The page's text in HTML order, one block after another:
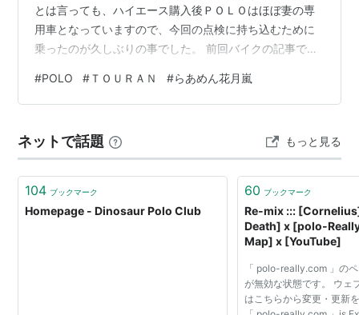
とは言っても、ハイエース購入後ＰＯＬＯはほぼ妻の専
用車となっていますので、今回の点検に持ち込むために
乗ったのが久しぶりの事でした。 前回バイクの記事でも
のオートバックスに持ち込みましたが、殆ど全てをディ
ーラーに任せています。このディーラーとはＰＯＬＯの
ラーから新古車で買ったＴＯＵＲＡＮの面倒を、自社購
入のクルマでは無いにもかかわらず親身になって見てく
れたことから、付き合いが始まりました。その間の対…
#POLO #ＴＯＵＲＡＮ #らあめん花月嵐
ネットで話題 もっと見る
104 ブックマーク
Homepage - Dinosaur Polo Club
60 ブックマーク
Re-mix :::
Death] x [polo-
Map] x [YouTube]
「 polo-really.com 」の
が無効な状態です。 ウェ
はこちらから変更・更新